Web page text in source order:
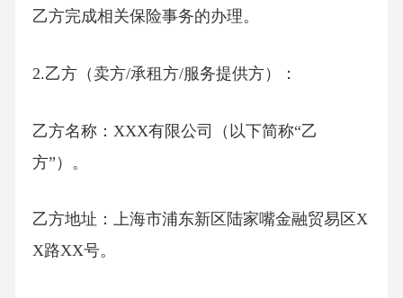
乙方完成相关保险事务的办理。
2.乙方（卖方/承租方/服务提供方）：
乙方名称：XXX有限公司（以下简称“乙
方”）。
乙方地址：上海市浦东新区陆家嘴金融贸易区X
X路XX号。